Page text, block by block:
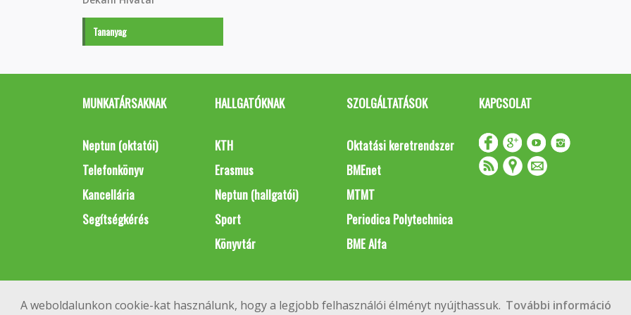
A weboldalunkon cookie-kat használunk, hogy a legjobb felhasználói élményt nyújthassuk. További információ
Tananyag
MUNKATÁRSAKNAK
Neptun (oktatói)
Telefonkönyv
Kancellária
Segítségkérés
HALLGATÓKNAK
KTH
Erasmus
Neptun (hallgatói)
Sport
Könyvtár
SZOLGÁLTATÁSOK
Oktatási keretrendszer
BMEnet
MTMT
Periodica Polytechnica
BME Alfa
KAPCSOLAT
Impresszum
Copyright © 2020 BME Építőmérnöki Kar